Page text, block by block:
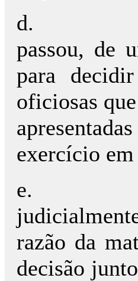
d.
passou, de
para
oficiosas
exercício
e.
razão da
decisão